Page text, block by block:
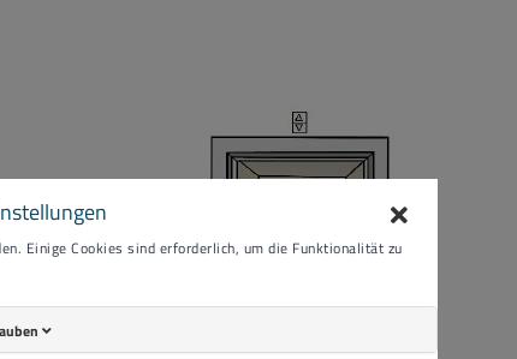
Einige Cookies sind erforderlich, um die Funktionalität zu